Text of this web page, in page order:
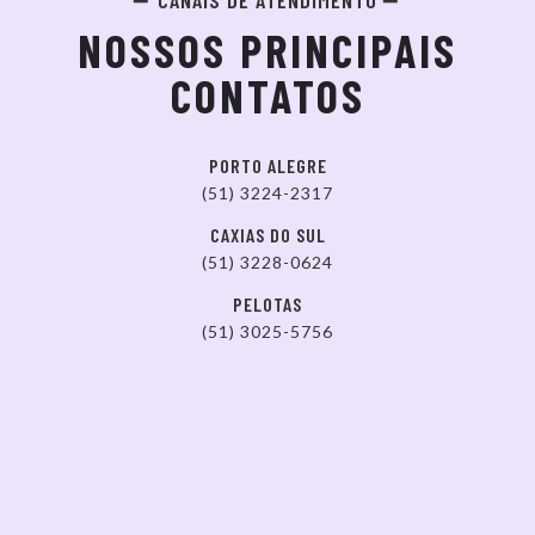
NOSSOS PRINCIPAIS
CONTATOS
PORTO ALEGRE
(51) 3224-2317
CAXIAS DO SUL
(51) 3228-0624
PELOTAS
(51) 3025-5756